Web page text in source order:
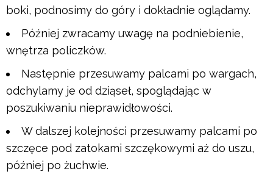
boki, podnosimy do góry i dokładnie oglądamy.
Później zwracamy uwagę na podniebienie,
wnętrza policzków.
Następnie przesuwamy palcami po wargach,
odchylamy je od dziąseł, spoglądając w
poszukiwaniu nieprawidłowości.
W dalszej kolejności przesuwamy palcami po
szczęce pod zatokami szczękowymi aż do uszu,
później po żuchwie.